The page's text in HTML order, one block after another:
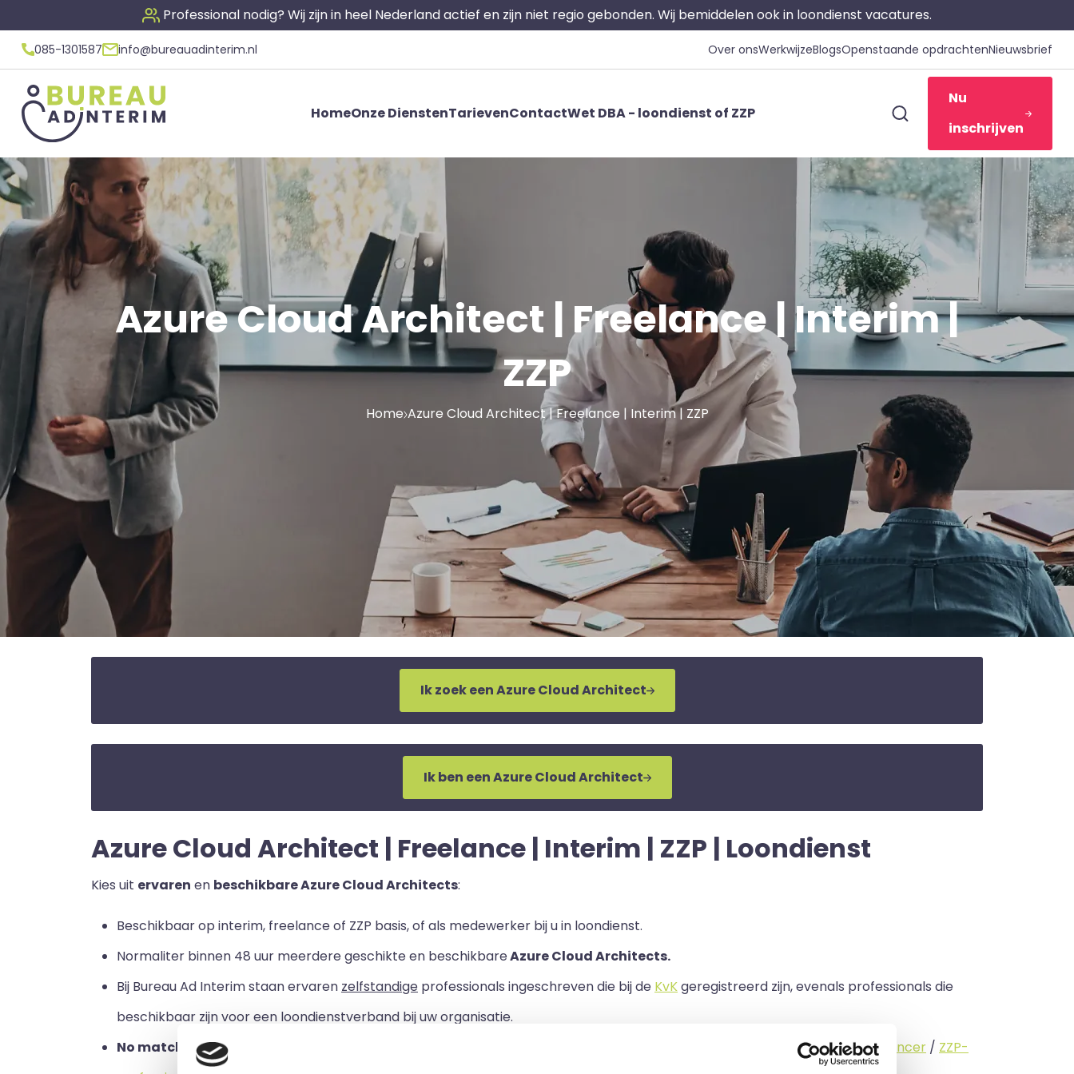
Professional nodig? Wij zijn in heel Nederland actief en zijn niet regio gebonden. Wij bemiddelen ook in loondienst vacatures.
085-1301587 info@bureauadinterim.nl Over onsWerkwijzeBlogsOpenstaande opdrachtenNieuwsbrief
HomeOnze DienstenTarievenContactWet DBA - loondienst of ZZP
Nu
inschrijven
Azure Cloud Architect | Freelance | Interim |
ZZP
Home Azure Cloud Architect | Freelance | Interim | ZZP
Ik zoek een Azure Cloud Architect
Ik ben een Azure Cloud Architect
Azure Cloud Architect | Freelance | Interim | ZZP | Loondienst
Kies uit ervaren en beschikbare Azure Cloud Architects:
Beschikbaar op interim, freelance of ZZP basis, of als medewerker bij u in loondienst.
Normaliter binnen 48 uur meerdere geschikte en beschikbareAzure Cloud Architects.
Bij Bureau Ad Interim staan ervaren zelfstandige professionals ingeschreven die bij de KvKgeregistreerd zijn, evenals professionals die
beschikbaar zijn voor een loondienstverband bij uw organisatie.
No match no pay:
interimmer/freelancer / ZZP-